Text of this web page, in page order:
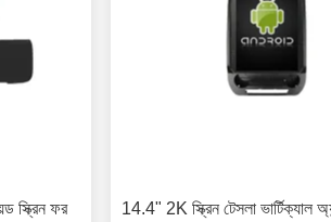
স্ক্রিন ফর
14.4" 2K স্ক্রিন টেসলা ভার্টিক্যাল